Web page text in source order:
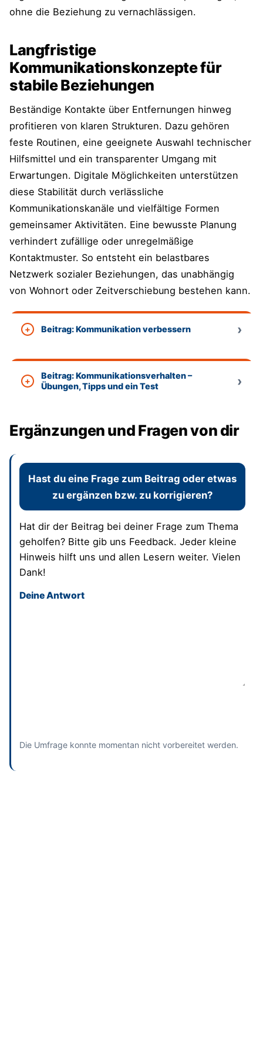
ohne die Beziehung zu vernachlässigen.
Langfristige
Kommunikationskonzepte für
stabile Beziehungen
Beständige Kontakte über Entfernungen hinweg
profitieren von klaren Strukturen. Dazu gehören
feste Routinen, eine geeignete Auswahl technischer
Hilfsmittel und ein transparenter Umgang mit
Erwartungen. Digitale Möglichkeiten unterstützen
diese Stabilität durch verlässliche
Kommunikationskanäle und vielfältige Formen
gemeinsamer Aktivitäten. Eine bewusste Planung
verhindert zufällige oder unregelmäßige
Kontaktmuster. So entsteht ein belastbares
Netzwerk sozialer Beziehungen, das unabhängig
von Wohnort oder Zeitverschiebung bestehen kann.
Beitrag: Kommunikation verbessern
Beitrag: Kommunikationsverhalten –
Übungen, Tipps und ein Test
Ergänzungen und Fragen von dir
Hast du eine Frage zum Beitrag oder etwas
zu ergänzen bzw. zu korrigieren?
Hat dir der Beitrag bei deiner Frage zum Thema
geholfen? Bitte gib uns Feedback. Jeder kleine
Hinweis hilft uns und allen Lesern weiter. Vielen
Dank!
Dieses Feld bitte leer lassen
Deine Antwort
Die Umfrage konnte momentan nicht vorbereitet werden.